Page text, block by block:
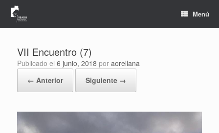
Saltar
contenido
Menú
VII Encuentro (7)
Publicado el 6 junio, 2018 por aorellana
← Anterior
Siguiente →